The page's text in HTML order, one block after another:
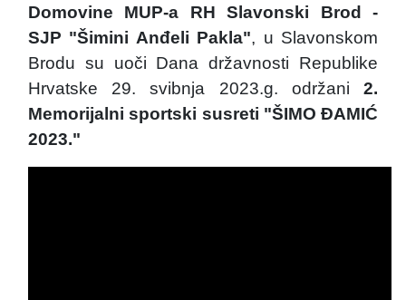
Domovine MUP-a RH Slavonski Brod -
SJP "Šimini Anđeli Pakla", u Slavonskom
Brodu su uoči Dana državnosti Republike
Hrvatske 29. svibnja 2023.g. održani 2.
Memorijalni sportski susreti "ŠIMO ĐAMIĆ
2023."